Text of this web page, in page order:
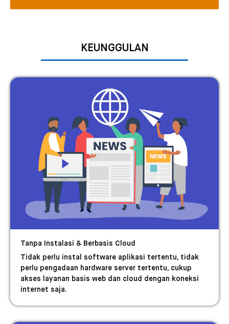
KEUNGGULAN
Tanpa Instalasi & Berbasis Cloud
Tidak perlu instal software aplikasi tertentu, tidak
perlu pengadaan hardware server tertentu, cukup
akses layanan basis web dan cloud dengan koneksi
internet saja.